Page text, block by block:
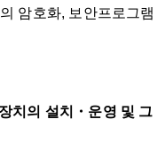
암호화, 보안프로그램
치의 설치・운영 및 그